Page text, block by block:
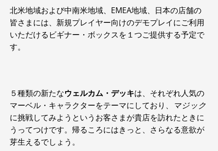
北米地域および中南米地域、EMEA地域、日本の店舗の
皆さまには、新規プレイヤー向けのデモプレイにご利用
いただけるビギナー・ボックスを１つご提供する予定で
す。
５種類の新たなウェルカム・デッキは、それぞれ人気の
マーベル・キャラクターをテーマにしており、
マジック
に挑戦してみようというお客さまが貴店を訪れたときに
うってつけです。帰るころにはきっと、さらなる意欲が
芽生えるでしょう。